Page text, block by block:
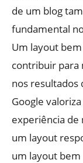
de um blog
fundamental
Um layout
contribuir para
nos resultados
Google
experiência de
um layout
um layout bem